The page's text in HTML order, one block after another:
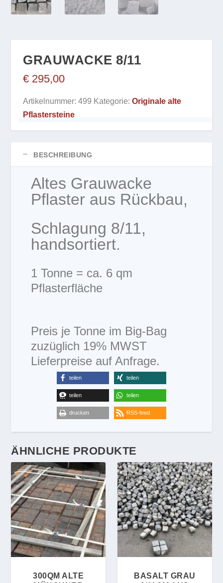
GRAUWACKE 8/11
€ 295,00
Artikelnummer:499 Kategorie:Originale alte
Pflastersteine
BESCHREIBUNG
Altes Grauwacke
Pflaster aus Rückbau,
Schlagung 8/11,
handsortiert.
1 Tonne = ca. 6 qm
Pflasterfläche
Preis je Tonne im Big-Bag
zuzüglich 19% MWST
Lieferpreise auf Anfrage.
teilen teilen
teilen teilen
drucken RSS-feed
ÄHNLICHE PRODUKTE
300QM ALTE
BASALT GRAU